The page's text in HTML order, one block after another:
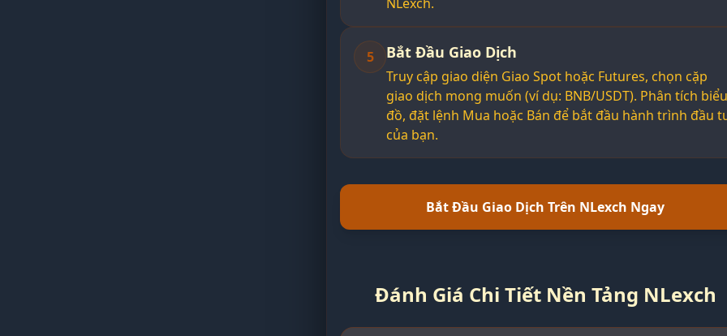
5 Bắt Đầu Giao Dịch
Truy cập giao diện Giao Spot hoặc Futures, chọn cặp
giao dịch mong muốn (ví dụ: BNB/USDT). Phân tích biểu
đồ, đặt lệnh Mua hoặc Bán để bắt đầu hành trình đầu
của bạn.
Bắt Đầu Giao Dịch Trên NLexch Ngay
Đánh Giá Chi Tiết Nền Tảng NLexch